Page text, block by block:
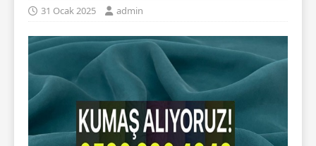
31 Ocak 2025 admin